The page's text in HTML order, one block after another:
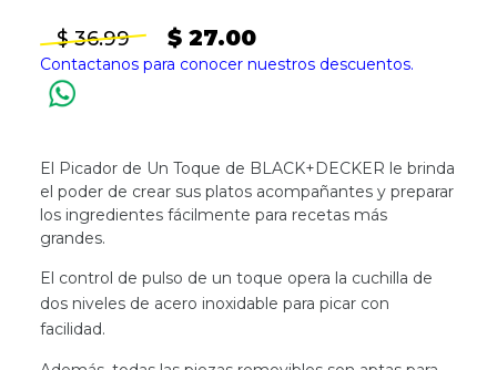
$ 36.99 $ 27.00
Contactanos para conocer nuestros descuentos.
El Picador de Un Toque de BLACK+DECKER le brinda
el poder de crear sus platos acompañantes y preparar
los ingredientes fácilmente para recetas más
grandes.
El control de pulso de un toque opera la cuchilla de
dos niveles de acero inoxidable para picar con
facilidad.